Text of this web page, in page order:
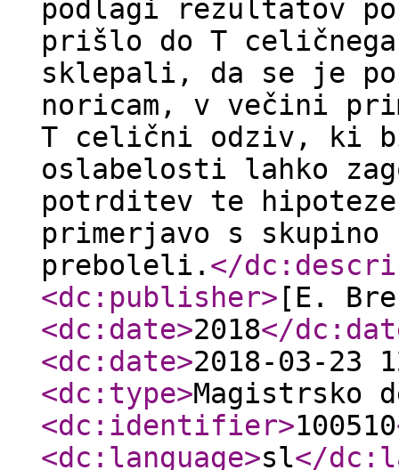
podlagi rezultatov
prišlo do T
sklepali, da se je
noricam, v večini
T celični odziv, ki
oslabelosti lahko
potrditev te
primerjavo s
preboleli. </
<dc:publisher> [E.
<dc:date>2018</
<dc:date>2018-03-23
<dc:type>Magistrsko
<dc:identifier>100510
<dc:language>sl</